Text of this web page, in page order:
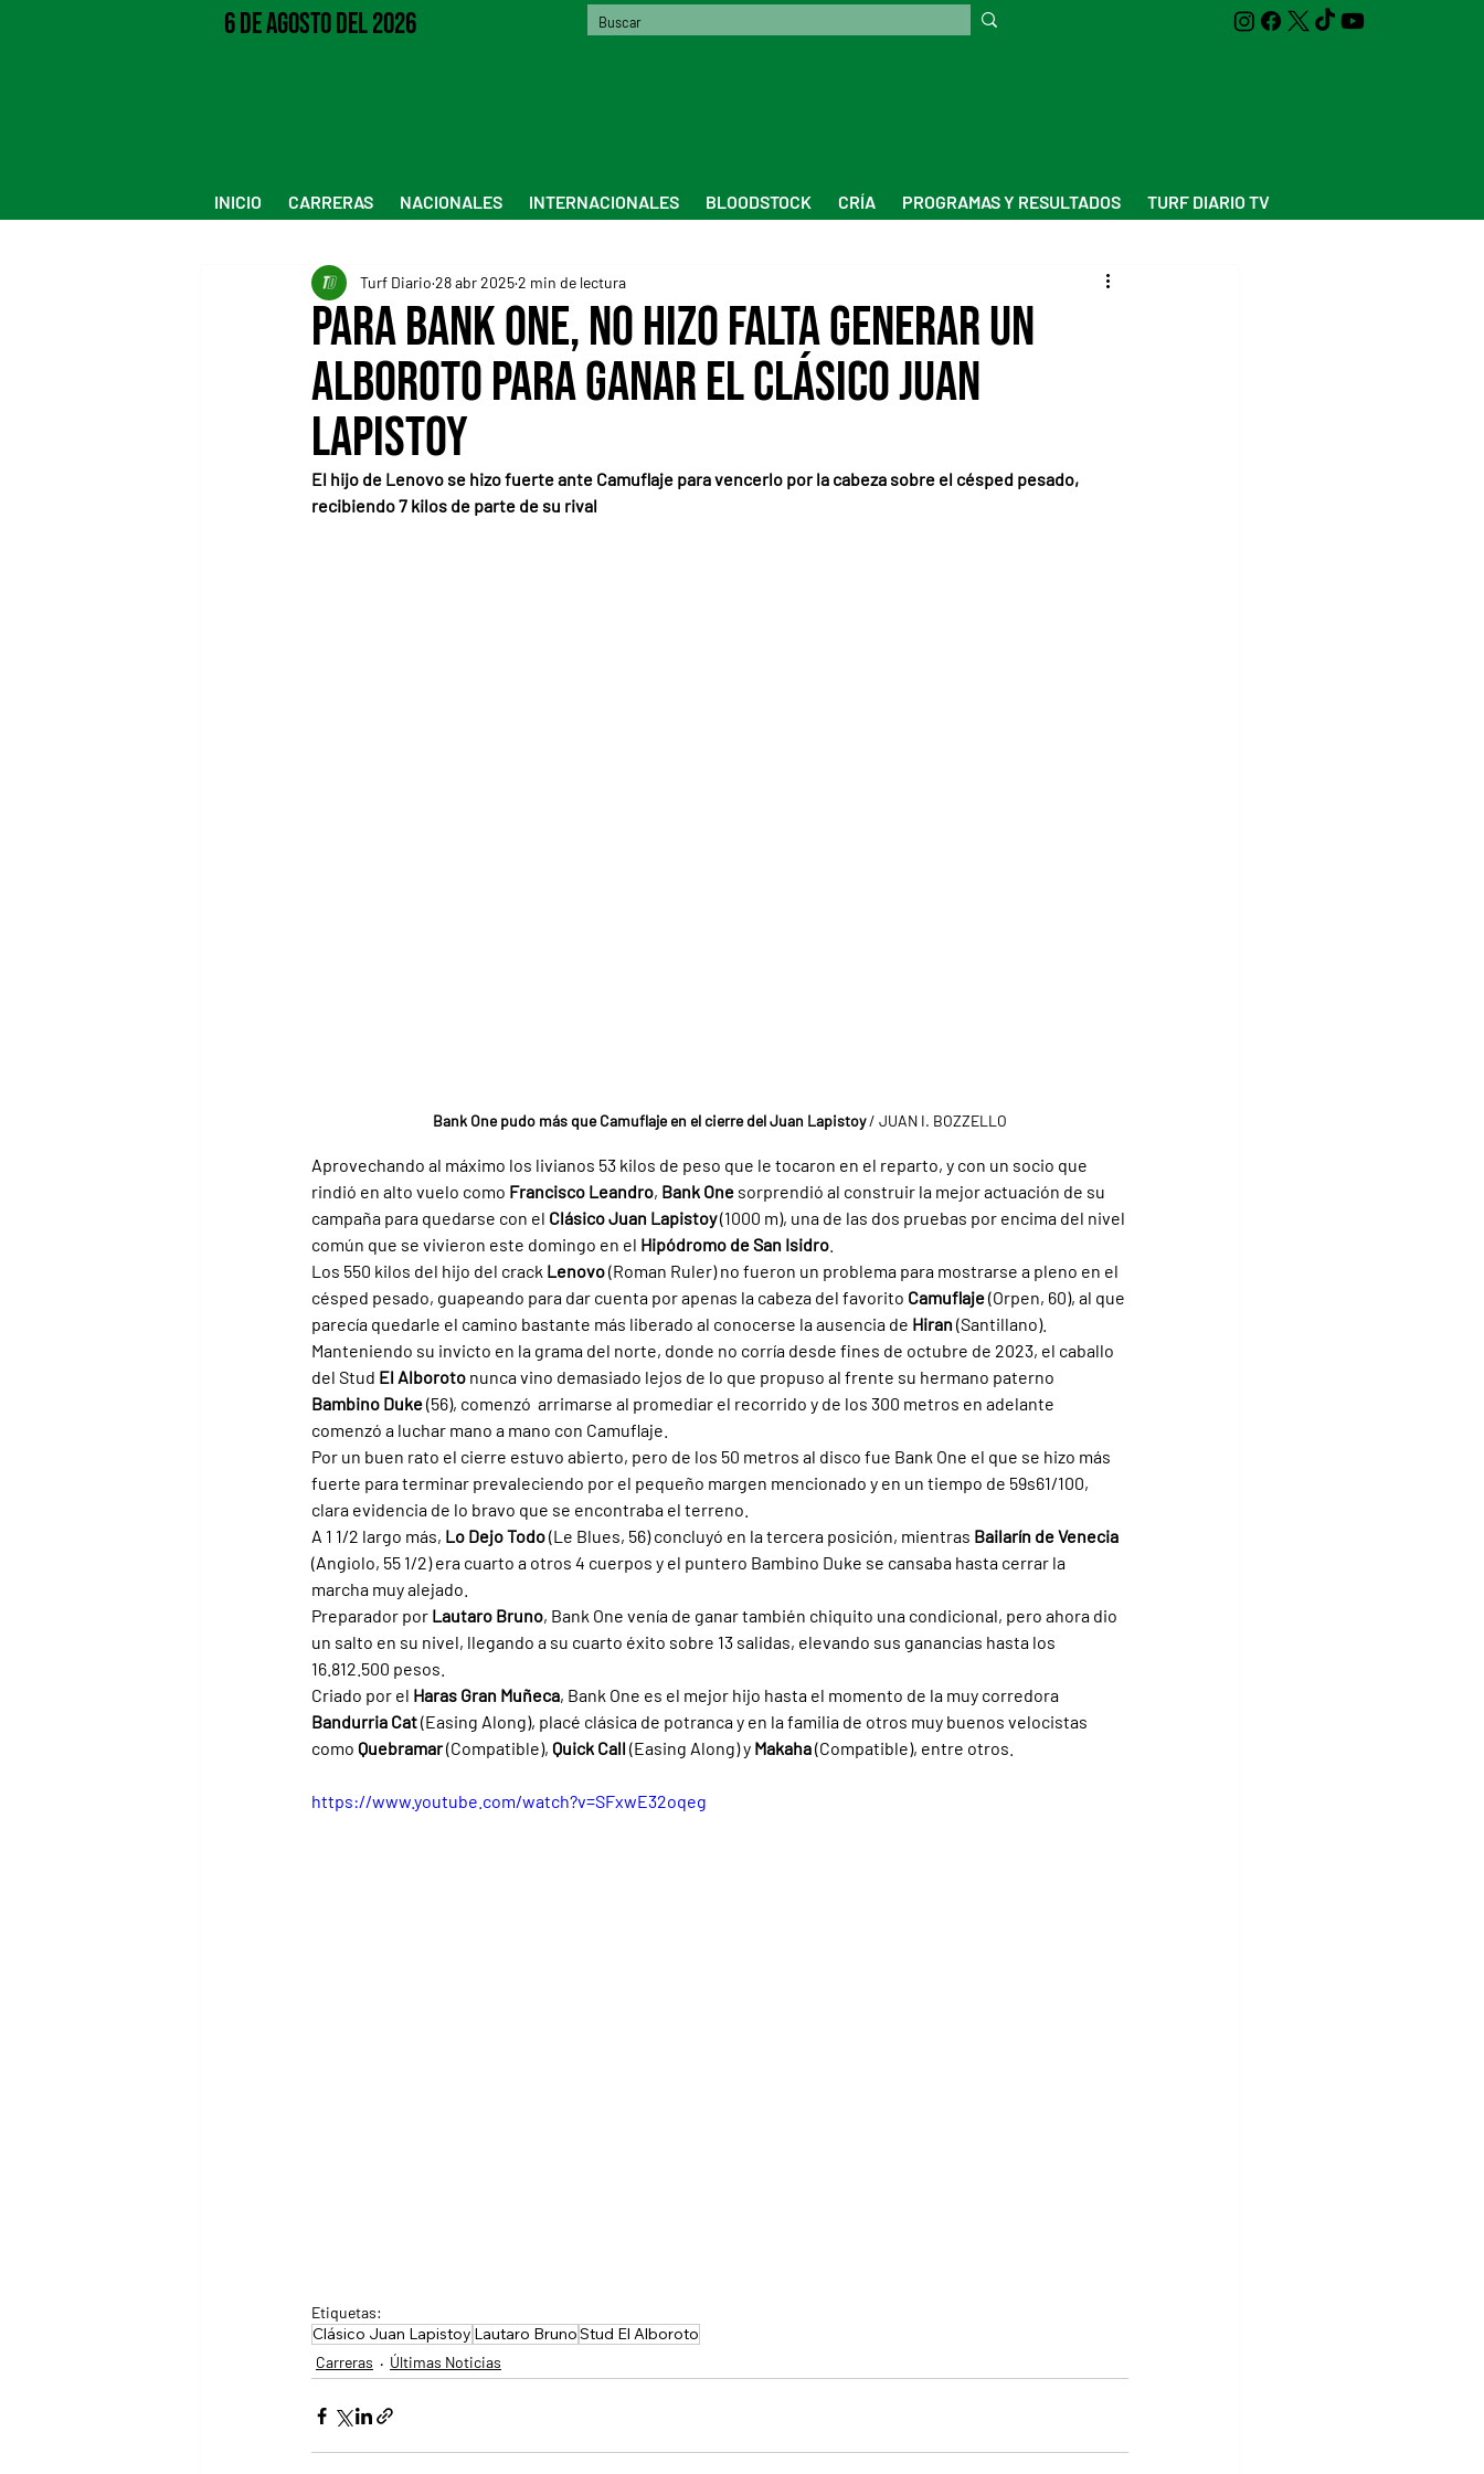
6 de Agosto del 2026
INICIO CARRERAS NACIONALES INTERNACIONALES BLOODSTOCK CRÍA PROGRAMAS Y RESULTADOS TURF DIARIO TV
Para Bank One, no hizo falta generar un
alboroto para ganar el Clásico Juan
Lapistoy
Turf Diario 28 abr 20252 min de lectura
El hijo de Lenovo se hizo fuerte ante Camuflaje para vencerlo por la cabeza sobre el césped pesado,
recibiendo 7 kilos de parte de su rival
Bank One pudo más que Camuflaje en el cierre del Juan Lapistoy / JUAN I. BOZZELLO
Aprovechando al máximo los livianos 53 kilos de peso que le tocaron en el reparto, y con un socio que
rindió en alto vuelo como Francisco Leandro, Bank One sorprendió al construir la mejor actuación de su
campaña para quedarse con el Clásico Juan Lapistoy (1000 m), una de las dos pruebas por encima del nivel
común que se vivieron este domingo en el Hipódromo de San Isidro
Los 550 kilos del hijo del crack Lenovo (Roman Ruler) no fueron un problema para mostrarse a pleno en el
césped pesado, guapeando para dar cuenta por apenas la cabeza del favorito Camuflaje (Orpen, 60), al que
parecía quedarle el camino bastante más liberado al conocerse la ausencia de Hiran (Santillano).
Manteniendo su invicto en la grama del norte, donde no corría desde fines de octubre de 2023, el caballo
del Stud El Alboroto nunca vino demasiado lejos de lo que propuso al frente su hermano paterno
Bambino Duke (56), comenzó  arrimarse al promediar el recorrido y de los 300 metros en adelante
comenzó a luchar mano a mano con Camuflaje.
Por un buen rato el cierre estuvo abierto, pero de los 50 metros al disco fue Bank One el que se hizo más
fuerte para terminar prevaleciendo por el pequeño margen mencionado y en un tiempo de 59s61/100,
clara evidencia de lo bravo que se encontraba el terreno.
A 1 1/2 largo más, Lo Dejo Todo (Le Blues, 56) concluyó en la tercera posición, mientras Bailarín de Venecia
(Angiolo, 55 1/2) era cuarto a otros 4 cuerpos y el puntero Bambino Duke se cansaba hasta cerrar la
marcha muy alejado.
Preparador por Lautaro Bruno, Bank One venía de ganar también chiquito una condicional, pero ahora dio
un salto en su nivel, llegando a su cuarto éxito sobre 13 salidas, elevando sus ganancias hasta los
16.812.500 pesos.
Criado por el Haras Gran Muñeca, Bank One es el mejor hijo hasta el momento de la muy corredora
Bandurria Cat (Easing Along), placé clásica de potranca y en la familia de otros muy buenos velocistas
como Quebramar (Compatible), Quick Call (Easing Along) y Makaha (Compatible), entre otros.
https://www.youtube.com/watch?v=SFxwE32oqeg
Etiquetas:
Clásico Juan Lapistoy Lautaro BrunoStud El Alboroto
Carreras Últimas Noticias